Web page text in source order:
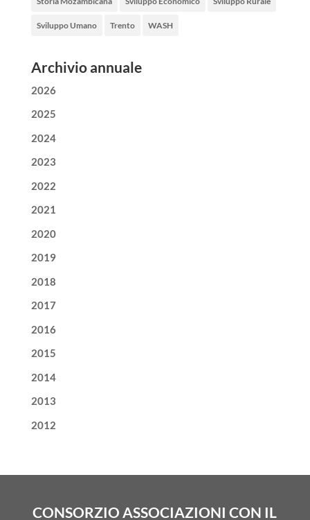
Sviluppo Umano Trento WASH
Archivio annuale
2026
2025
2024
2023
2022
2021
2020
2019
2018
2017
2016
2015
2014
2013
2012
CONSORZIO ASSOCIAZIONI CON IL